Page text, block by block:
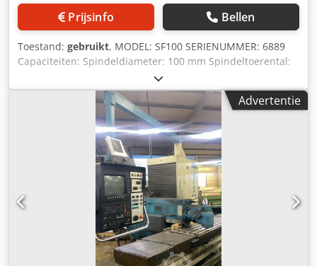
Prijsinfo Bellen
Toestand: gebruikt, MODEL: SF100 SERIENUMMER: 6889
Capaciteiten: Spindeldiameter: 100 mm Spindeltoerental:
22 – 1120 tpm Spindeltap: 50 (metrisch)
Spindelverplaatsing: 750 mm Diameter zware freesbeitel:
225 mm Diameter voorbewerkkop: 810 mm Verplaatsing
voorbewerkkop: 190 mm Toerental voorbewerkkop: 2,2 –
224 tpm Afmetingen draaitafel: 1200 x 1200 mm
Longitudinale verplaatsing: 1350 mm Transversale
verplaatsing: 1200 mm Verticale verplaatsing: 1186 mm
Dksdpfxezrm Rws Afisr Voedingssnelheden: (3 bereiken):
1,3 – 3820 mm/min Spindelmotor: 18,5 kW Elektrische
voorzieningen: 415 V, 3-fase, 50 Hz Inclusief: Newall DP700
3-assige digitale uitleesunit Stalen telescopische
beschermkappen voor longitudinale en transversale
verplaatsing Gereedschaphouder voor voorbewerkkop
Advertentie